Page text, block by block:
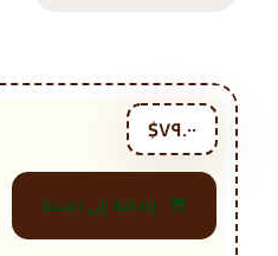
$٧٩.٠٠
إضافة إلى السلة